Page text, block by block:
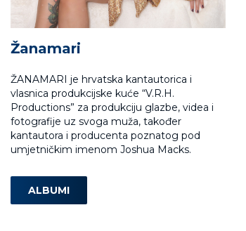
Žanamari
ŽANAMARI je hrvatska kantautorica i
vlasnica produkcijske kuće “V.R.H.
Productions” za produkciju glazbe, videa i
fotografije uz svoga muža, također
kantautora i producenta poznatog pod
umjetničkim imenom Joshua Macks.
ALBUMI